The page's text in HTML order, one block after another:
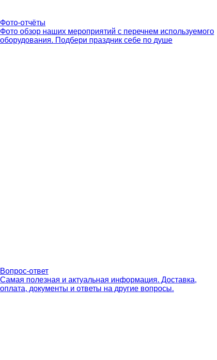
Фото-отчёты
Фото обзор наших мероприятий с перечнем используемого
оборудования. Подбери праздник себе по душе
Вопрос-ответ
Самая полезная и актуальная информация. Доставка,
оплата, документы и ответы на другие вопросы.